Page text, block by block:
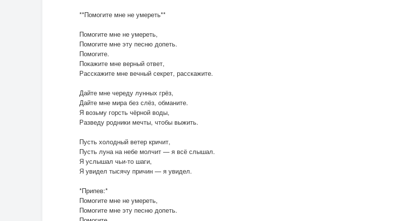
**Помогите мне не умереть**
Помогите мне не умереть,
Помогите мне эту песню допеть.
Помогите.
Покажите мне верный ответ,
Расскажите мне вечный секрет, расскажите.
Дайте мне череду лунных грёз,
Дайте мне мира без слёз, обманите.
Я возьму горсть чёрной воды,
Разведу родники мечты, чтобы выжить.
Пусть холодный ветер кричит,
Пусть луна на небе молчит — я всё слышал.
Я услышал чьи-то шаги,
Я увидел тысячу причин — я увидел.
*Припев:*
Помогите мне не умереть,
Помогите мне эту песню допеть.